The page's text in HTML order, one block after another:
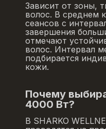
Зависит от зоны,
волос. В среднем
сеансов с
завершения
отмечают
волос. Интервал
подбирается
кожи.
В SHARKO
Почему
4000 Вт?